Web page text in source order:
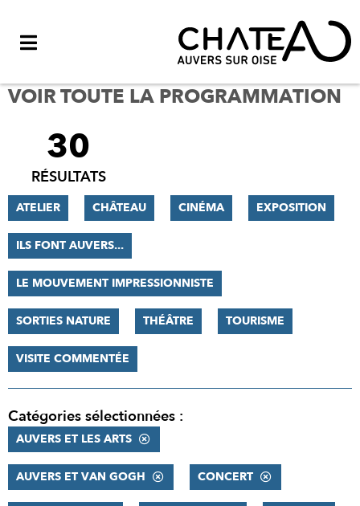
VOIR TOUTE LA PROGRAMMATION
FILTRER
RÉSULTATS
30
RÉSULTATS
ATELIER CHÂTEAU CINÉMA EXPOSITION
ILS FONT AUVERS...
LE MOUVEMENT IMPRESSIONNISTE
SORTIES NATURE THÉÂTRE TOURISME
VISITE COMMENTÉE
Catégories sélectionnées :
AUVERS ET LES ARTS
AUVERS ET VAN GOGH CONCERT